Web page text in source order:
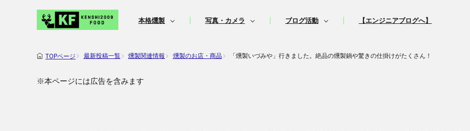
本格燻製 写真・カメラ ブログ活動 【エンジニアブログへ】
TOPページ 最新投稿一覧 燻製関連情報 燻製のお店・商品 「燻製いづみや」行きました。絶品の燻製鍋や驚きの仕掛けがたくさん！
※本ページには広告を含みます